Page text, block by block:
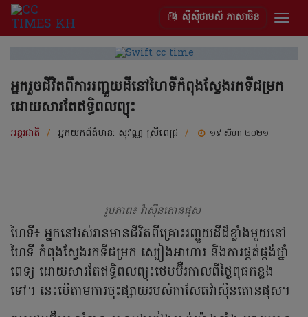
ស៊ីស៊ីថាមស៍ ភាសាចិន
អ្នករួចជីវិតពីការរញ្ជួយដីនៅហៃទីកំពុងស្វែងរកទីជម្រក
ដោយសារតែឥទ្ធិពលព្យុះ
អន្តរជាតិ / អ្នកយកព័ត៌មាន: សុវណ្ណ ស្រីពេជ្រ / ១៩ សីហា ២០២១
រូបភាព៖ វ៉ាស៊ីនតោនផុស
ហៃទី៖ អ្នកនៅរស់រានមានជីវិតពីគ្រោះរញ្ជួយដីដ៏ខ្លាំងមួយនៅ
ហៃទី កំពុងស្វែងរកទីជម្រក ស្បៀងអាហារ និងការផ្គត់ផ្គង់ថ្នាំ
ពេទ្យ ដោយសារតែឥទ្ធិពលព្យុះថេមប៊ឺរកាលពីថ្ងៃពុធកន្លង
ទៅ។ នេះបើតាមការចុះផ្សាយរបស់កាសែតវ៉ាស៊ីនតោនផុស។